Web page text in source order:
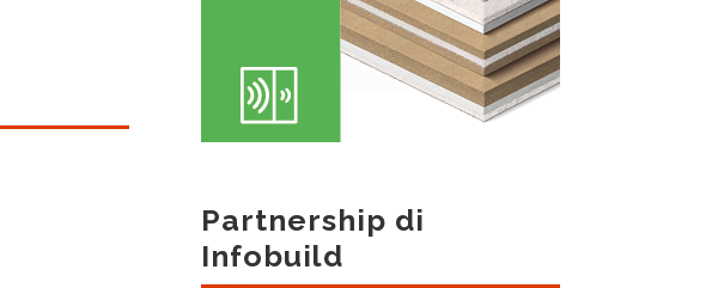
Partnership di
Infobuild